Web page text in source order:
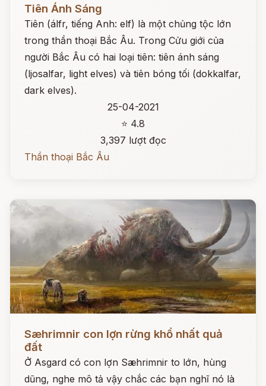
Tiên Ánh Sáng
Tiên (álfr, tiếng Anh: elf) là một chủng tộc lớn
trong thần thoại Bắc Âu. Trong Cửu giới của
người Bắc Âu có hai loại tiên: tiên ánh sáng
(ljosalfar, light elves) và tiên bóng tối (dokkalfar,
dark elves).
25-04-2021
⭐ 4.8
3,397 lượt đọc
Thần thoại Bắc Âu
Sæhrimnir con lợn rừng khổ nhất quả
đất
Ở Asgard có con lợn Sæhrimnir to lớn, hùng
dũng, nghe mô tả vậy chắc các bạn nghĩ nó là